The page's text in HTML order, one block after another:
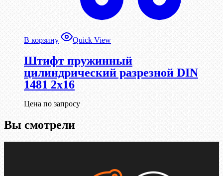
В корзину Quick View
Штифт пружинный
цилиндрический разрезной DIN
1481 2х16
Цена по запросу
Вы смотрели